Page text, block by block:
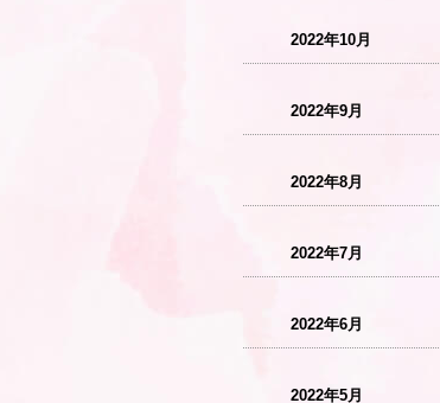
2022年10月
2022年9月
2022年8月
2022年7月
2022年6月
2022年5月